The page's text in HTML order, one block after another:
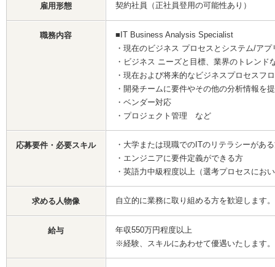
雇用形態 契約社員（正社員登用の可能性あり）
職務内容
■IT Business Analysis Specialist
・現在のビジネス プロセスとシステム/ア
・ビジネス ニーズと目標、業界のトレンド
・現在および将来的なビジネスプロセスフ
・開発チームに要件やその他の分析情報を
・ベンダー対応
・プロジェクト管理 など
応募要件・必要スキル
・大学または現職でのITのリテラシーがあ
・エンジニアに要件定義ができる方
・英語力中級程度以上（選考プロセスにお
求める人物像 自立的に業務に取り組める方を歓迎します。
給与
年収550万円程度以上
※経験、スキルにあわせて優遇いたします。